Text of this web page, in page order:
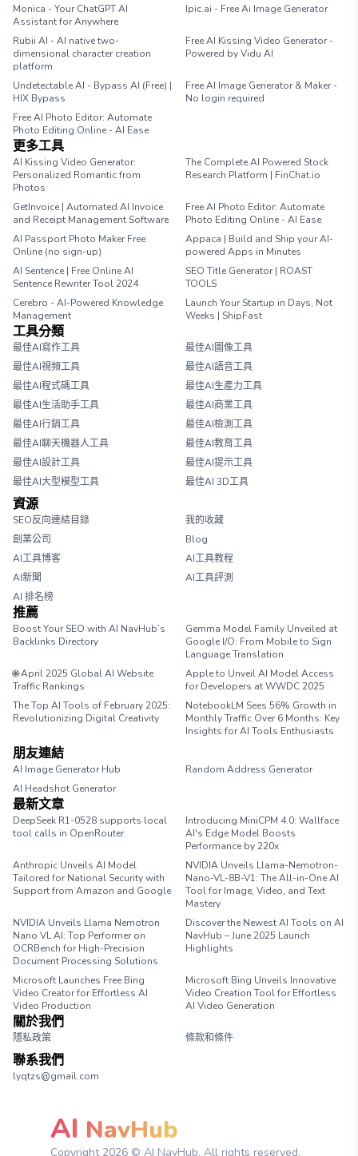
Monica - Your ChatGPT AI
Assistant for Anywhere
Ipic.ai - Free Ai Image Generator
Rubii AI - AI native two-
dimensional character creation
platform
Free AI Kissing Video Generator -
Powered by Vidu AI
Undetectable AI - Bypass AI (Free) |
HIX Bypass
Free AI Image Generator & Maker -
No login required
Free AI Photo Editor: Automate
Photo Editing Online - AI Ease
更多工具
AI Kissing Video Generator:
Personalized Romantic from
Photos
The Complete AI Powered Stock
Research Platform | FinChat.io
GetInvoice | Automated AI Invoice
and Receipt Management Software
Free AI Photo Editor: Automate
Photo Editing Online - AI Ease
AI Passport Photo Maker Free
Online (no sign-up)
Appaca | Build and Ship your AI-
powered Apps in Minutes
AI Sentence | Free Online AI
Sentence Rewriter Tool 2024
SEO Title Generator | ROAST
TOOLS
Cerebro - AI-Powered Knowledge
Management
Launch Your Startup in Days, Not
Weeks | ShipFast
工具分類
最佳AI寫作工具
最佳AI圖像工具
最佳AI視頻工具
最佳AI語音工具
最佳AI程式碼工具
最佳AI生產力工具
最佳AI生活助手工具
最佳AI商業工具
最佳AI行銷工具
最佳AI檢測工具
最佳AI聊天機器人工具
最佳AI教育工具
最佳AI設計工具
最佳AI提示工具
最佳AI大型模型工具
最佳AI 3D工具
資源
SEO反向連結目錄
我的收藏
創業公司
Blog
AI工具博客
AI工具教程
AI新聞
AI工具評測
AI 排名榜
推薦
Boost Your SEO with AI NavHub’s
Backlinks Directory
Gemma Model Family Unveiled at
Google I/O: From Mobile to Sign
Language Translation
🌐 April 2025 Global AI Website
Traffic Rankings
Apple to Unveil AI Model Access
for Developers at WWDC 2025
The Top AI Tools of February 2025:
Revolutionizing Digital Creativity
NotebookLM Sees 56% Growth in
Monthly Traffic Over 6 Months: Key
Insights for AI Tools Enthusiasts
朋友連結
AI Image Generator Hub
Random Address Generator
AI Headshot Generator
最新文章
DeepSeek R1-0528 supports local
tool calls in OpenRouter.
Introducing MiniCPM 4.0: Wallface
AI's Edge Model Boosts
Performance by 220x
Anthropic Unveils AI Model
Tailored for National Security with
Support from Amazon and Google
NVIDIA Unveils Llama-Nemotron-
Nano-VL-8B-V1: The All-in-One AI
Tool for Image, Video, and Text
Mastery
NVIDIA Unveils Llama Nemotron
Nano VL AI: Top Performer on
OCRBench for High-Precision
Document Processing Solutions
Discover the Newest AI Tools on AI
NavHub – June 2025 Launch
Highlights
Microsoft Launches Free Bing
Video Creator for Effortless AI
Video Production
Microsoft Bing Unveils Innovative
Video Creation Tool for Effortless
AI Video Generation
關於我們
隱私政策 條款和條件
聯系我們
lyqtzs@gmail.com
AI NavHub
Copyright 2026© AI NavHub. All rights reserved.